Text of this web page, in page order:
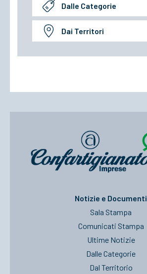
Dalle Categorie
Dai Territori
Notizie e Documenti
Sala Stampa
Comunicati Stampa
Ultime Notizie
Dalle Categorie
Dal Territorio